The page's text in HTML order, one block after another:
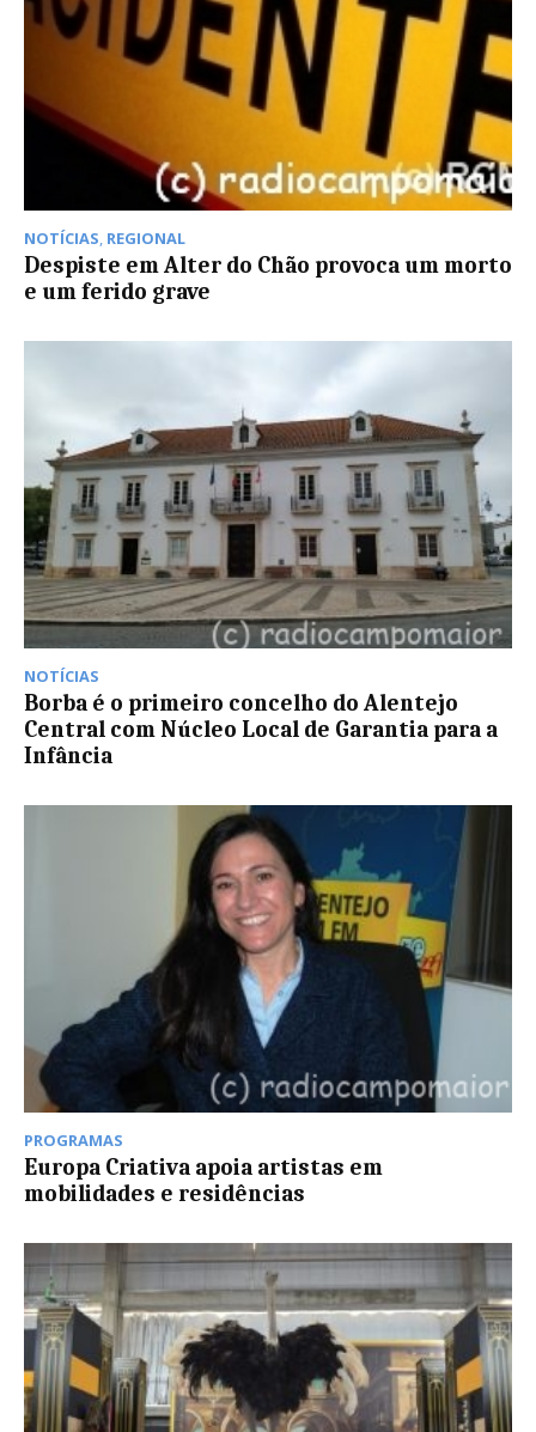
NOTÍCIAS, REGIONAL
Despiste em Alter do Chão provoca um morto
e um ferido grave
NOTÍCIAS
Borba é o primeiro concelho do Alentejo
Central com Núcleo Local de Garantia para a
Infância
PROGRAMAS
Europa Criativa apoia artistas em
mobilidades e residências